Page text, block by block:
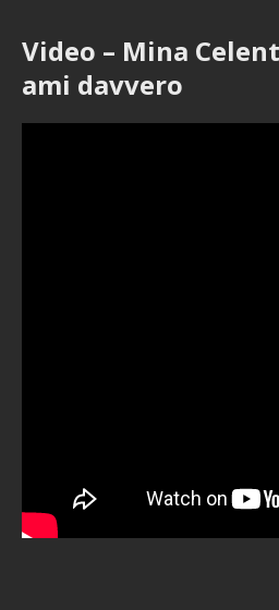
Video – Mina
ami davvero